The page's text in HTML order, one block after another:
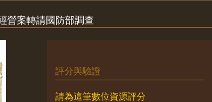
營案轉請國防部調查
評分與驗證
請為這筆數位資源評分